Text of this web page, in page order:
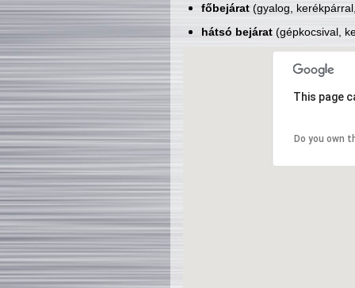
főbejárat(gyalog,
hátsó bejárat(gépkocsival,
This page
Do you own